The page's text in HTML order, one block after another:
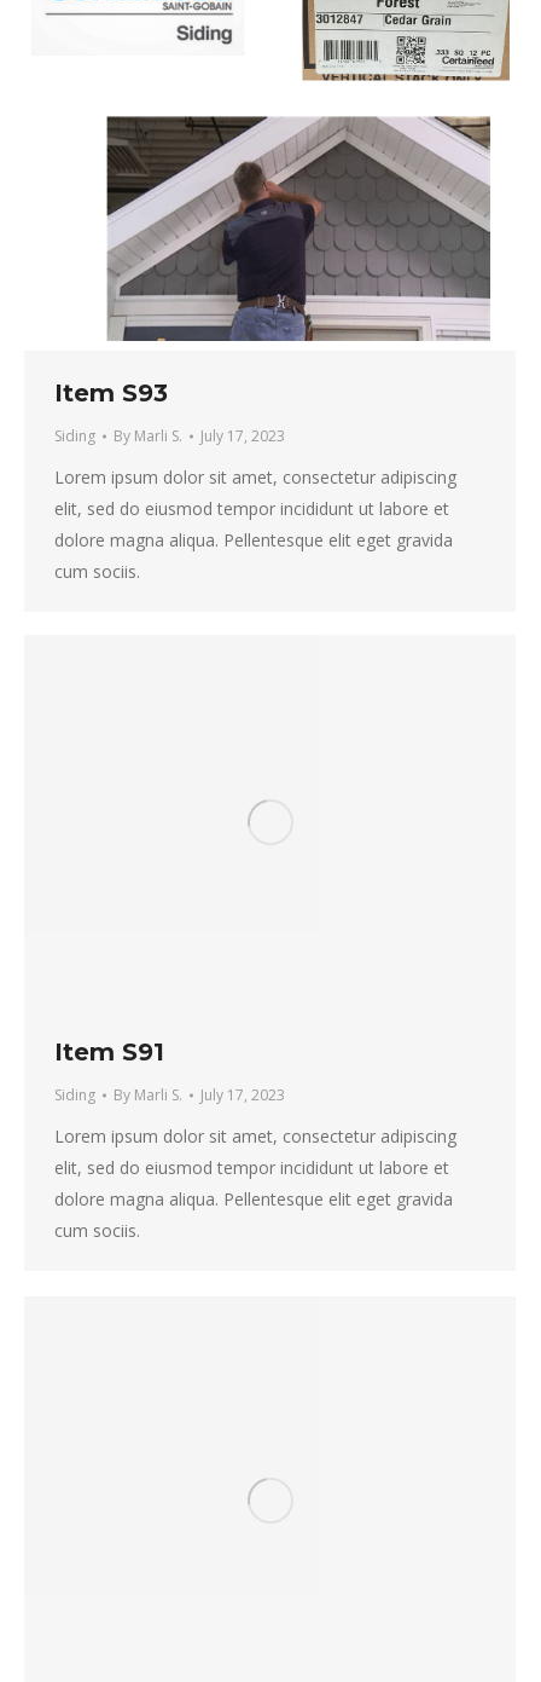
Item S93
Siding By Marli S. July 17, 2023
Lorem ipsum dolor sit amet, consectetur adipiscing
elit, sed do eiusmod tempor incididunt ut labore et
dolore magna aliqua. Pellentesque elit eget gravida
cum sociis.
Item S91
Siding By Marli S. July 17, 2023
Lorem ipsum dolor sit amet, consectetur adipiscing
elit, sed do eiusmod tempor incididunt ut labore et
dolore magna aliqua. Pellentesque elit eget gravida
cum sociis.